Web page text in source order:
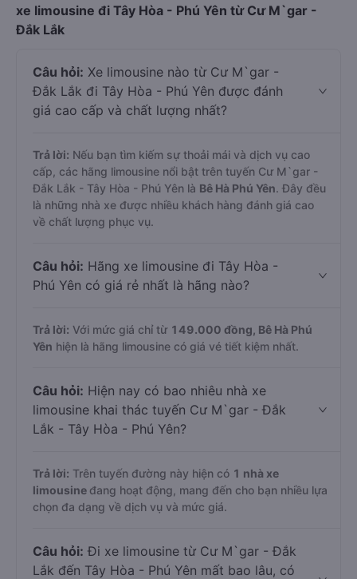
xe limousine đi Tây Hòa - Phú Yên từ Cư M`gar -
Đắk Lắk
Câu hỏi: Xe limousine nào từ Cư M`gar -
Đắk Lắk đi Tây Hòa - Phú Yên được đánh
giá cao cấp và chất lượng nhất?
Trả lời: Nếu bạn tìm kiếm sự thoải mái và dịch vụ cao
cấp, các hãng limousine nổi bật trên tuyến Cư M`gar -
Đắk Lắk - Tây Hòa - Phú Yên là Bê Hà Phú Yên. Đây đều
là những nhà xe được nhiều khách hàng đánh giá cao
về chất lượng phục vụ.
Câu hỏi: Hãng xe limousine đi Tây Hòa -
Phú Yên có giá rẻ nhất là hãng nào?
Trả lời: Với mức giá chỉ từ 149.000 đồng, Bê Hà Phú
Yên hiện là hãng limousine có giá vé tiết kiệm nhất.
Câu hỏi: Hiện nay có bao nhiêu nhà xe
limousine khai thác tuyến Cư M`gar - Đắk
Lắk - Tây Hòa - Phú Yên?
Trả lời: Trên tuyến đường này hiện có 1 nhà xe
limousine đang hoạt động, mang đến cho bạn nhiều lựa
chọn đa dạng về dịch vụ và mức giá.
Câu hỏi: Đi xe limousine từ Cư M`gar - Đắk
Lắk đến Tây Hòa - Phú Yên mất bao lâu, có